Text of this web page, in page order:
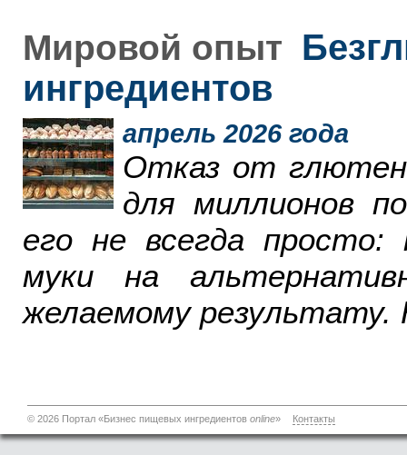
Мировой опыт
ингредиентов
апрель 2026 года
Отказ от
для миллионов
его не всегда просто:
муки на
желаемому результату.
© 2026 Портал «Бизнес пищевых ингредиентов online» Контакты